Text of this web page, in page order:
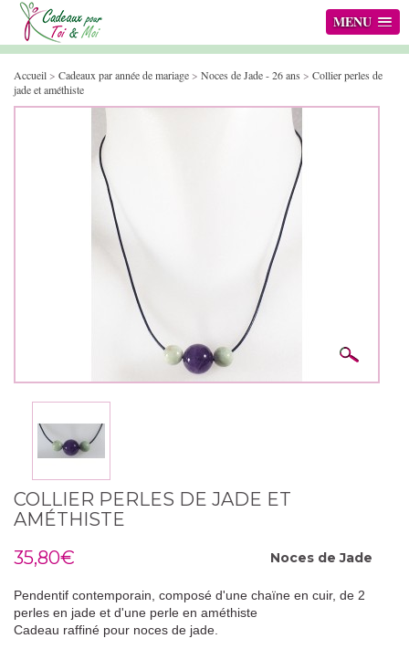
MENU
Accueil> Cadeaux par année de mariage> Noces de Jade - 26 ans > Collier perles de
jade et améthiste
COLLIER PERLES DE JADE ET
AMÉTHISTE
35,80€
Noces deJade
Pendentif contemporain, composé d'une chaïne en cuir, de 2
perles en jade et d'une perle en améthiste
Cadeau raffiné pour noces de jade.